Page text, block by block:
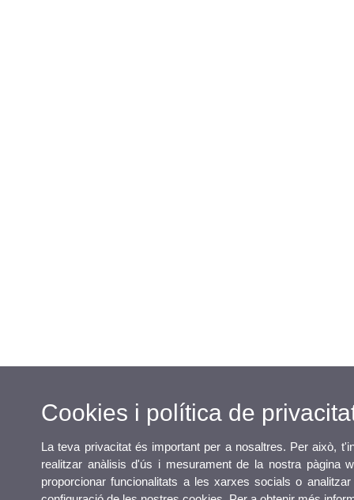
Cookies i política de
La teva privacitat és important per a nosaltres. Per això,
realitzar anàlisis d'ús i mesurament de la nostra pàgina
proporcionar funcionalitats a les xarxes socials o